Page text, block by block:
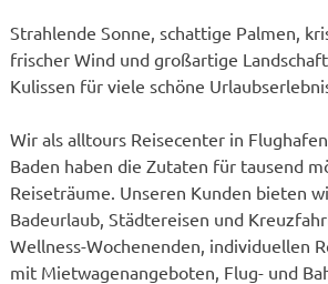
Strahlende Sonne, schattige Palmen,
frischer Wind und großartige
Kulissen für viele schöne
Wir als alltours Reisecenter in
Baden haben die Zutaten für tausend
Reiseträume. Unseren Kunden bieten
Badeurlaub, Städtereisen und
Wellness-Wochenenden, individuellen
mit Mietwagenangeboten, Flug- und